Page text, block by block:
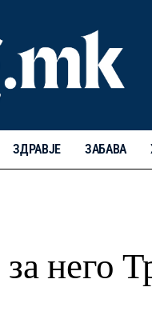
ЗДРАВЈЕ ЗАБАВА
него